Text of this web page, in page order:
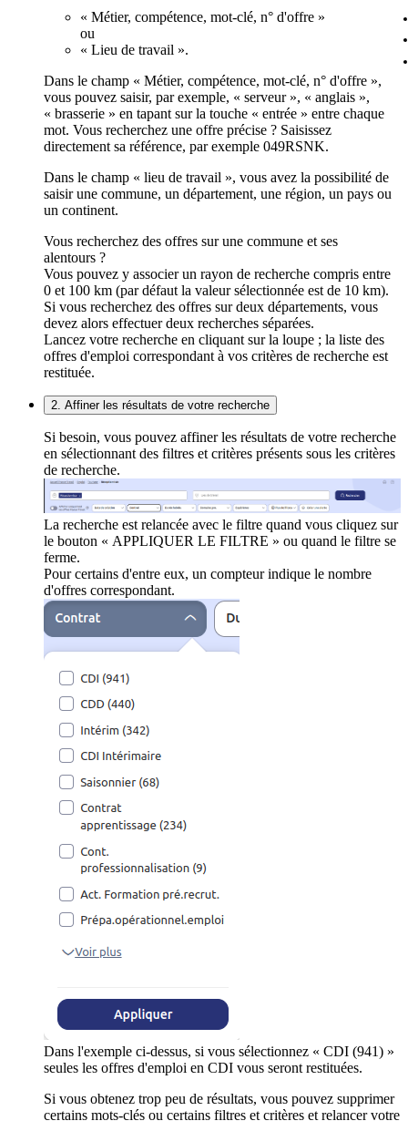
« Métier, compétence, mot-clé, n° d'offre »
ou
« Lieu de travail ».
Dans le champ « Métier, compétence, mot-clé, n° d'offre »,
vous pouvez saisir, par exemple, « serveur », « anglais »,
« brasserie » en tapant sur la touche « entrée » entre chaque
mot. Vous recherchez une offre précise ? Saisissez
directement sa référence, par exemple 049RSNK.
Dans le champ « lieu de travail », vous avez la possibilité de
saisir une commune, un département, une région, un pays ou
un continent.
Vous recherchez des offres sur une commune et ses
alentours ?
Vous pouvez y associer un rayon de recherche compris entre
0 et 100 km (par défaut la valeur sélectionnée est de 10 km).
Si vous recherchez des offres sur deux départements, vous
devez alors effectuer deux recherches séparées.
Lancez votre recherche en cliquant sur la loupe ; la liste des
offres d'emploi correspondant à vos critères de recherche est
restituée.
2. Affiner les résultats de votre recherche
Si besoin, vous pouvez affiner les résultats de votre recherche
en sélectionnant des filtres et critères présents sous les critères
de recherche.
La recherche est relancée avec le filtre quand vous cliquez sur
le bouton « APPLIQUER LE FILTRE » ou quand le filtre se
ferme.
Pour certains d'entre eux, un compteur indique le nombre
d'offres correspondant.
Dans l'exemple ci-dessus, si vous sélectionnez « CDI (941) »
seules les offres d'emploi en CDI vous seront restituées.
Si vous obtenez trop peu de résultats, vous pouvez supprimer
certains mots-clés ou certains filtres et critères et relancer votre